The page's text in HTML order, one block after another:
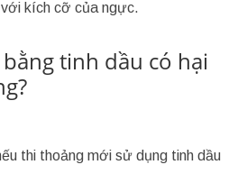
kích cỡ của ngực.
tinh dầu có hại
thi thoảng mới sử dụng tinh dầu